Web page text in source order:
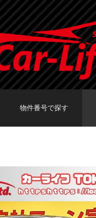
物件番号で探す